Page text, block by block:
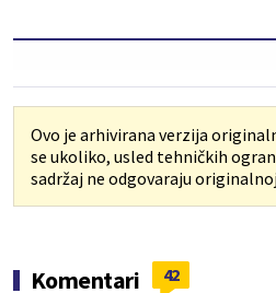
Ovo je arhivirana verzija
se ukoliko, usled tehničkih
sadržaj ne odgovaraju
Komentari 42